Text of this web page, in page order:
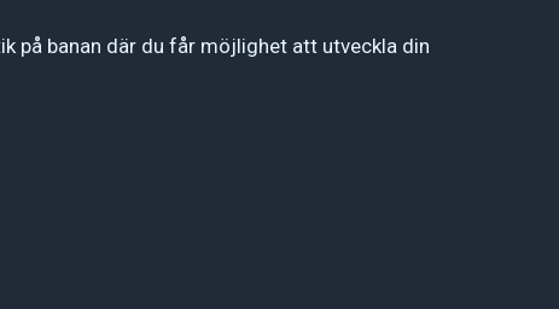
på banan där du får möjlighet att utveckla din